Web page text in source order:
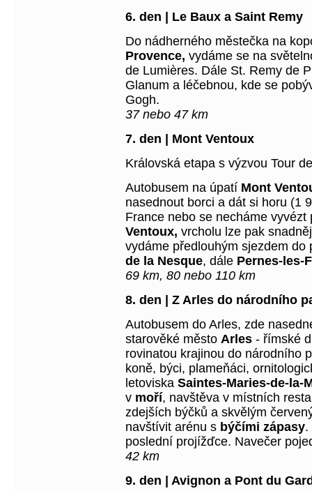
6. den | Le Baux a Saint Remy
Do nádherného městečka na
Provence, vydáme se na
de Lumières. Dále St. Remy de
Glanum a léčebnou, kde se
Gogh.
37 nebo 47 km
7. den | Mont Ventoux
Královská etapa s výzvou Tour
Autobusem na úpatí Mont
nasednout borci a dát si horu (1
France nebo se necháme
Ventoux, vrcholu lze pak
vydáme předlouhým sjezdem
de la Nesque, dále Pernes-les-
69 km, 80 nebo 110 km
8. den | Z Arles do národního
Autobusem do Arles, zde
starověké město Arles - římské
rovinatou krajinou do národního
koně, býci, plameňáci,
letoviska Saintes-Maries-de-la-
v moří, navštěva v místních
zdejších býčků a skvělým
navštívit arénu s býčími zápasy.
poslední projížďce. Navečer
42 km
9. den | Avignon a Pont du